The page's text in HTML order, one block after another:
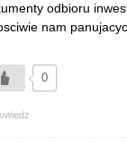
odbioru
nam
0